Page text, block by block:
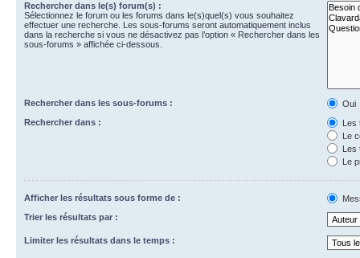
Rechercher dans le(s) forum(s) :
Sélectionnez le forum ou les forums dans le(s)quel(s) vous souhaitez
effectuer une recherche. Les sous-forums seront automatiquement inclus
dans la recherche si vous ne désactivez pas l’option « Rechercher dans les
sous-forums » affichée ci-dessous.
Rechercher dans les sous-forums :
Oui
Rechercher dans :
Les
Le
Les
Le
Afficher les résultats sous forme de :
Trier les résultats par :
Limiter les résultats dans le temps :